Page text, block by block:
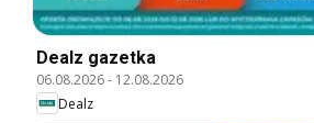
Dealz gazetka
06.08.2026- 12.08.2026
Dealz